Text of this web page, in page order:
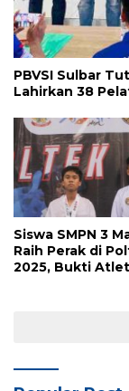
PBVSI Sulbar
Lahirkan 38
Siswa SMPN 3
Raih Perak di
2025, Bukti